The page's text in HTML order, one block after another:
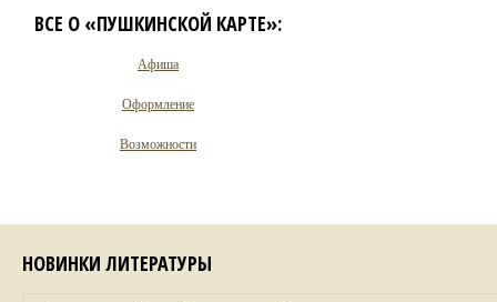
ВСЕ О «ПУШКИНСКОЙ КАРТЕ»:
Афиша
Оформление
Возможности
НОВИНКИ ЛИТЕРАТУРЫ